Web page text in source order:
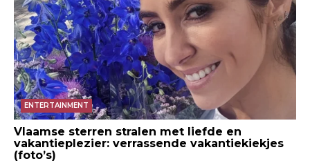
ENTERTAINMENT
Vlaamse sterren stralen met liefde en
vakantieplezier: verrassende vakantiekiekjes
(foto’s)